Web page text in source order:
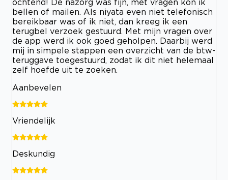
ochtend! De nazorg was fijn, met vragen kon ik
bellen of mailen. Als niyata even niet telefonisch
bereikbaar was of ik niet, dan kreeg ik een
terugbel verzoek gestuurd. Met mijn vragen over
de app werd ik ook goed geholpen. Daarbij werd
mij in simpele stappen een overzicht van de btw-
teruggave toegestuurd, zodat ik dit niet helemaal
zelf hoefde uit te zoeken.
Aanbevelen
Vriendelijk
Deskundig